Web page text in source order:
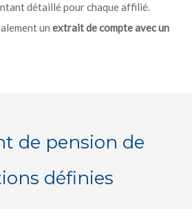
détaillé pour chaque affilié.
un extrait de compte avec un
de pension de
définies